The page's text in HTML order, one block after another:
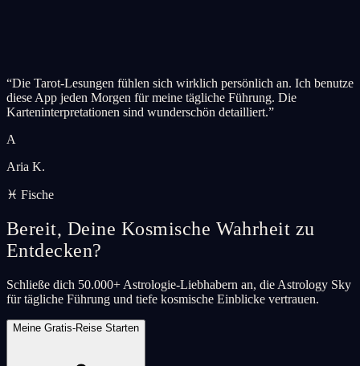
“Die Tarot-Lesungen fühlen sich wirklich persönlich an. Ich benutze
diese App jeden Morgen für meine tägliche Führung. Die
Karteninterpretationen sind wunderschön detailliert.”
A
Aria K.
♓ Fische
Bereit, Deine Kosmische Wahrheit zu
Entdecken?
Schließe dich 50.000+ Astrologie-Liebhabern an, die Astrology Sky
für tägliche Führung und tiefe kosmische Einblicke vertrauen.
Meine Gratis-Reise Starten